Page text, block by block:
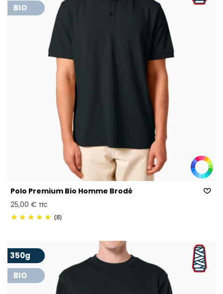
BIO
Polo Premium Bio Homme Brodé
25,00 € TTC
(8)
350g
BIO